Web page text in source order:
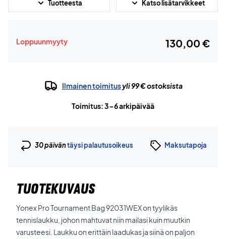
Tuotteesta Katso lisätarvikkeet
Loppuunmyyty 130,00 €
Ilmainen toimitusyli 99 € ostoksista
Toimitus: 3-6 arkipäivää
30 päiväntäysi palautusoikeus Maksutapoja
TUOTEKUVAUS
Yonex Pro Tournament Bag 92031WEX on tyylikäs
tennislaukku, johon mahtuvat niin mailasi kuin muutkin
varusteesi. Laukku on erittäin laadukas ja siinä on paljon